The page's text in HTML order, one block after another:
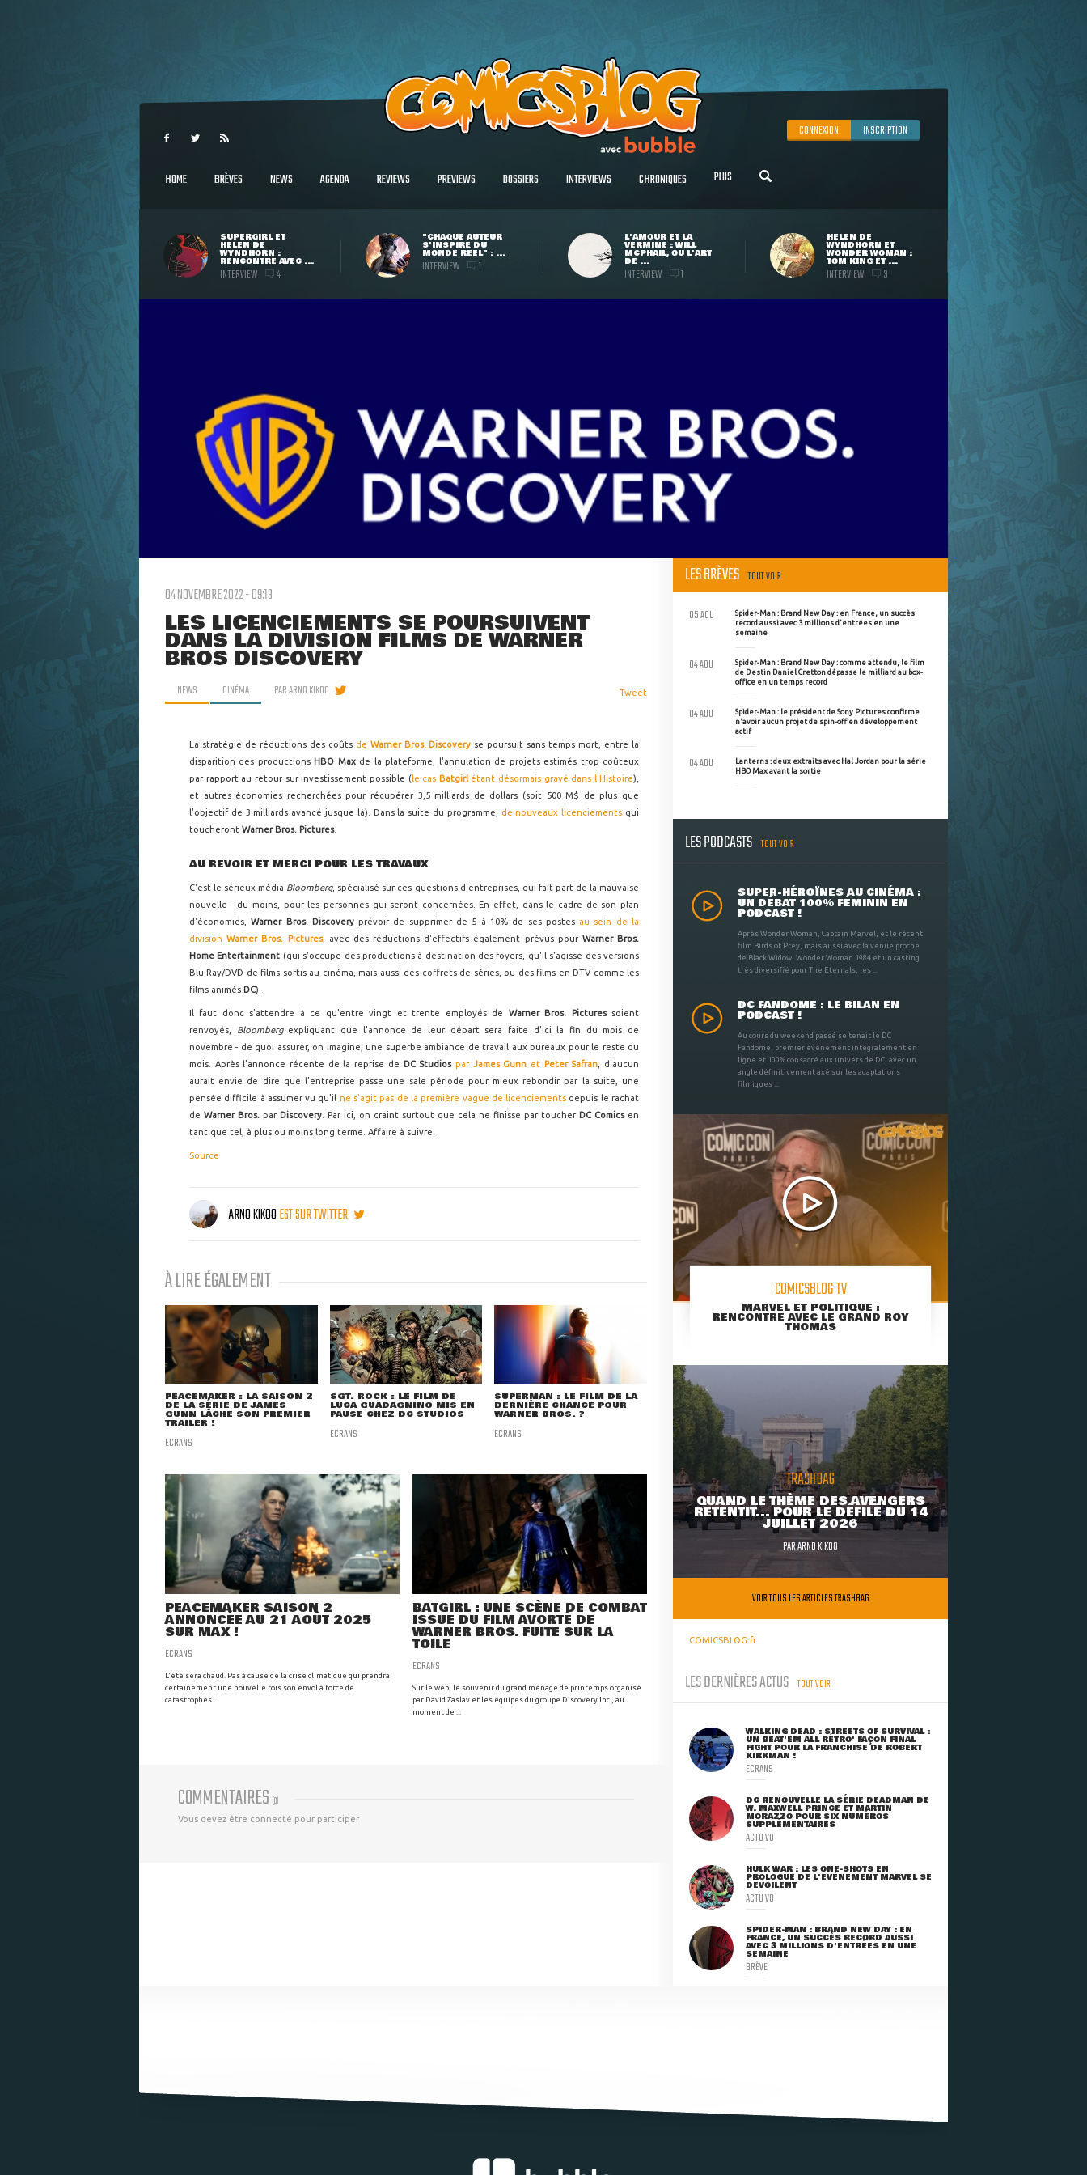
CONNEXION INSCRIPTION
HOME BRÈVES NEWS AGENDA REVIEWS PREVIEWS DOSSIERS INTERVIEWS CHRONIQUES PLUS
SUPERGIRL ET
HELEN DE
WYNDHORN :
RENCONTRE AVEC ...
INTERVIEW 4
"CHAQUE AUTEUR
S'INSPIRE DU
MONDE RÉEL" : ...
INTERVIEW 1
L'AMOUR ET LA
VERMINE : WILL
MCPHAIL, OU L'ART
DE ...
INTERVIEW 1
HELEN DE
WYNDHORN ET
WONDER WOMAN :
TOM KING ET ...
INTERVIEW 3
04 NOVEMBRE 2022 - 09:13
LES LICENCIEMENTS SE POURSUIVENT
DANS LA DIVISION FILMS DE WARNER
BROS DISCOVERY
NEWS CINÉMA PARARNO KIKOO Tweet
La stratégie de réductions des coûts de Warner Bros. Discovery se poursuit sans temps mort, entre la
disparition des productions HBO Max de la plateforme, l'annulation de projets estimés trop coûteux
par rapport au retour sur investissement possible (le cas Batgirl étant désormais gravé dans l'Histoire),
et autres économies recherchées pour récupérer 3,5 milliards de dollars (soit 500 M$ de plus que
l'objectif de 3 milliards avancé jusque là). Dans la suite du programme,
de nouveaux licenciements qui
toucheront Warner Bros. Pictures.
AU REVOIR ET MERCI POUR LES TRAVAUX
C'est le sérieux média Bloomberg, spécialisé sur ces questions d'entreprises, qui fait part de la mauvaise
nouvelle - du moins, pour les personnes qui seront concernées. En effet, dans le cadre de son plan
d'économies,Warner Bros. Discoveryprévoir de supprimer de 5 à 10% de ses postes au sein de la
divisionWarner Bros. Pictures, avec des réductions d'effectifs également prévus pour Warner Bros.
Home Entertainment (qui s'occupe des productions à destination des foyers, qu'il s'agisse des versions
Blu-Ray/DVD de films sortis au cinéma, mais aussi des coffrets de séries, ou des films en DTV comme les
films animés DC).
Il faut donc s'attendre à ce qu'entre vingt et trente employés de Warner Bros. Pictures soient
renvoyés,
Bloomberg expliquant que l'annonce de leur départ sera faite d'ici la fin du mois de
novembre - de quoi assurer, on imagine, une superbe ambiance de travail aux bureaux pour le reste du
mois. Après l'annonce récente de la reprise de
DC Studios par James Gunn et Peter Safran , d'aucun
aurait envie de dire que l'entreprise passe une sale période pour mieux rebondir par la suite, une
pensée difficile à assumer vu qu'il ne s'agit pas de la première vague de licenciements depuis le rachat
de Warner Bros. par Discovery . Par ici, on craint surtout que cela ne finisse par toucher DC Comics en
tant que tel, à plus ou moins long terme. Affaire à suivre.
Source
ARNO KIKOOEST SUR TWITTER
À LIRE ÉGALEMENT
PEACEMAKER : LA SAISON 2
DE LA SÉRIE DE JAMES
GUNN LÂCHE SON PREMIER
TRAILER !
ECRANS
SGT. ROCK : LE FILM DE
LUCA GUADAGNINO MIS EN
PAUSE CHEZ DC STUDIOS
ECRANS
SUPERMAN : LE FILM DE LA
DERNIÈRE CHANCE POUR
WARNER BROS. ?
ECRANS
PEACEMAKER SAISON 2
ANNONCÉE AU 21 AOÛT 2025
SUR MAX !
ECRANS
L'été sera chaud. Pas à cause de la crise climatique qui prendra
certainement une nouvelle fois son envol à force de
catastrophes ...
BATGIRL : UNE SCÈNE DE COMBAT
ISSUE DU FILM AVORTÉ DE
WARNER BROS. FUITE SUR LA
TOILE
ECRANS
Sur le web, le souvenir du grand ménage de printemps organisé
par David Zaslav et les équipes du groupe Discovery Inc., au
moment de ...
COMMENTAIRES (0)
Vous devez être connecté pour participer
LES BRÈVES TOUT VOIR
Spider-Man : Brand New Day : en France, un succès
record aussi avec 3 millions d'entrées en une
semaine
05 AOU
Spider-Man : Brand New Day : comme attendu, le film
de Destin Daniel Cretton dépasse le milliard au box-
office en un temps record
04 AOU
Spider-Man : le président de Sony Pictures confirme
n'avoir aucun projet de spin-off en développement
actif
04 AOU
Lanterns : deux extraits avec Hal Jordan pour la série
HBO Max avant la sortie
04 AOU
LES PODCASTS TOUT VOIR
SUPER-HÉROÏNES AU CINÉMA :
UN DÉBAT 100% FÉMININ EN
PODCAST !
Après Wonder Woman, Captain Marvel, et le récent
film Birds of Prey, mais aussi avec la venue proche
de Black Widow, Wonder Woman 1984 et un casting
très diversifié pour The Eternals, les ...
DC FANDOME : LE BILAN EN
PODCAST !
Au cours du weekend passé se tenait le DC
Fandome, premier évènement intégralement en
ligne et 100% consacré aux univers de DC, avec un
angle définitivement axé sur les adaptations
filmiques ...
COMICSBLOG TV
MARVEL ET POLITIQUE :
RENCONTRE AVEC LE GRAND ROY
THOMAS
TRASHBAG
QUAND LE THÈME DES AVENGERS
RETENTIT... POUR LE DÉFILÉ DU 14
JUILLET 2026
PARARNO KIKOO
VOIR TOUS LES ARTICLES TRASHBAG
COMICSBLOG.fr
LES DERNIÈRES ACTUS TOUT VOIR
WALKING DEAD : STREETS OF SURVIVAL :
UN BEAT'EM ALL RÉTRO' FAÇON FINAL
FIGHT POUR LA FRANCHISE DE ROBERT
KIRKMAN !
ECRANS
DC RENOUVELLE LA SÉRIE DEADMAN DE
W. MAXWELL PRINCE ET MARTIN
MORAZZO POUR SIX NUMÉROS
SUPPLÉMENTAIRES
ACTU VO
HULK WAR : LES ONE-SHOTS EN
PROLOGUE DE L'ÉVÈNEMENT MARVEL SE
DÉVOILENT
ACTU VO
SPIDER-MAN : BRAND NEW DAY : EN
FRANCE, UN SUCCÈS RECORD AUSSI
AVEC 3 MILLIONS D'ENTRÉES EN UNE
SEMAINE
BRÈVE